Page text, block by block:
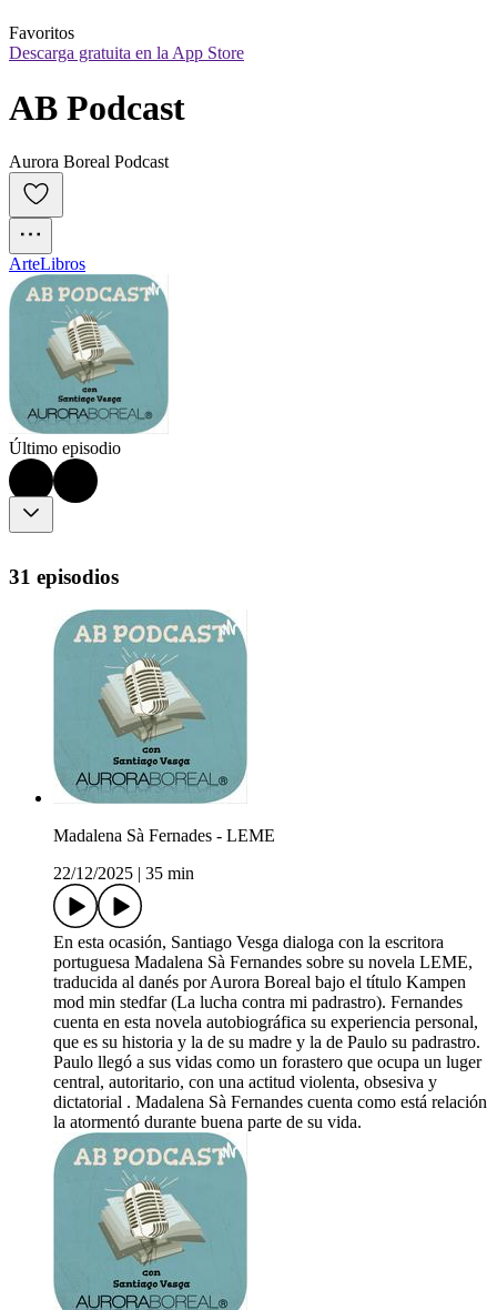
Favoritos
Descarga gratuita en la App Store
AB Podcast
Aurora Boreal Podcast
ArteLibros
Último episodio
31 episodios
Madalena Sà Fernades - LEME
22/12/2025
35 min
En esta ocasión, Santiago Vesga dialoga con la escritora
portuguesa Madalena Sà Fernandes sobre su novela LEME,
traducida al danés por Aurora Boreal bajo el título Kampen
mod min stedfar (La lucha contra mi padrastro). Fernandes
cuenta en esta novela autobiográfica su experiencia personal,
que es su historia y la de su madre y la de Paulo su padrastro.
Paulo llegó a sus vidas como un forastero que ocupa un luger
central, autoritario, con una actitud violenta, obsesiva y
dictatorial . Madalena Sà Fernandes cuenta como está relación
la atormentó durante buena parte de su vida.